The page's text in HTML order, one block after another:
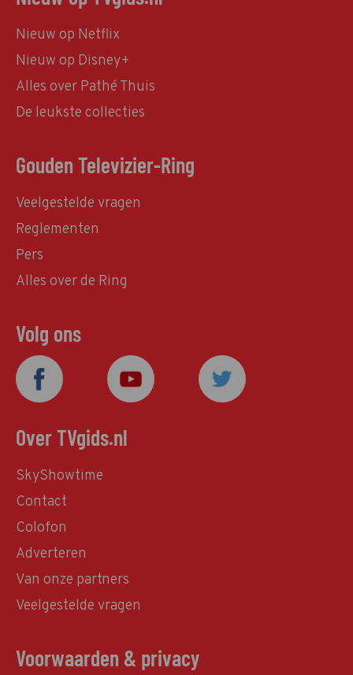
Nieuw op Netflix
Nieuw op Disney+
Alles over Pathé Thuis
De leukste collecties
Gouden Televizier-Ring
Veelgestelde vragen
Reglementen
Pers
Alles over de Ring
Volg ons
Over TVgids.nl
SkyShowtime
Contact
Colofon
Adverteren
Van onze partners
Veelgestelde vragen
Voorwaarden & privacy